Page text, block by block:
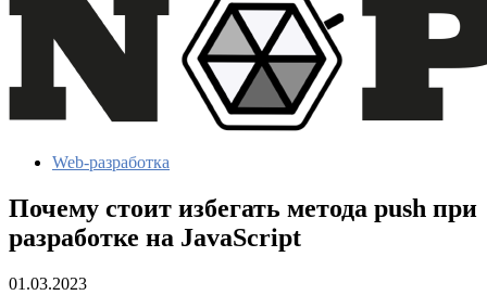
Web-разработка
Почему стоит избегать метода push при
разработке на JavaScript
01.03.2023